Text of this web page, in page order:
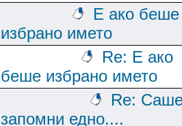
Е ако беше
избрано името
Re: Е ако
беше избрано името
Re:
запомни едно....